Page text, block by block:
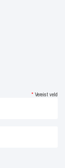
* Vereist veld